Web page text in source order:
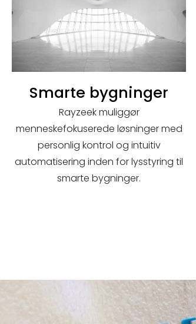
Smarte bygninger
Rayzeek muliggør
menneskefokuserede løsninger med
personlig kontrol og intuitiv
automatisering inden for lysstyring til
smarte bygninger.